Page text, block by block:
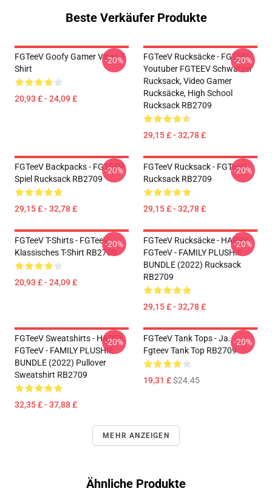
Beste Verkäufer Produkte
FGTeeV Goofy Gamer Vibes T-
Shirt
20,93 £ - 24,09 £
-20%
FGTeeV Rucksäcke - FGTEEV.
Youtuber FGTEEV Schwarzer
Rucksack, Video Gamer
Rucksäcke, High School
Rucksack RB2709
29,15 £ - 32,78 £
-20%
FGTeeV Backpacks - FGTEEV
Spiel Rucksack RB2709
29,15 £ - 32,78 £
-20%
FGTeeV Rucksack - FGTeeV
Rucksack RB2709
29,15 £ - 32,78 £
-20%
FGTeeV T-Shirts - FGTeeV
Klassisches T-Shirt RB2709
20,93 £ - 24,09 £
-20%
FGTeeV Rucksäcke - HAPPY
FGTeeV - FAMILY PLUSHIE
BUNDLE (2022) Rucksack
RB2709
29,15 £ - 32,78 £
-20%
FGTeeV Sweatshirts - HAPPY
FGTeeV - FAMILY PLUSHIE
BUNDLE (2022) Pullover
Sweatshirt RB2709
32,35 £ - 37,88 £
-20%
FGTeeV Tank Tops - Ja.
Fgteev Tank Top RB2709
19,31 £$24.45
-20%
MEHR ANZEIGEN
Ähnliche Produkte